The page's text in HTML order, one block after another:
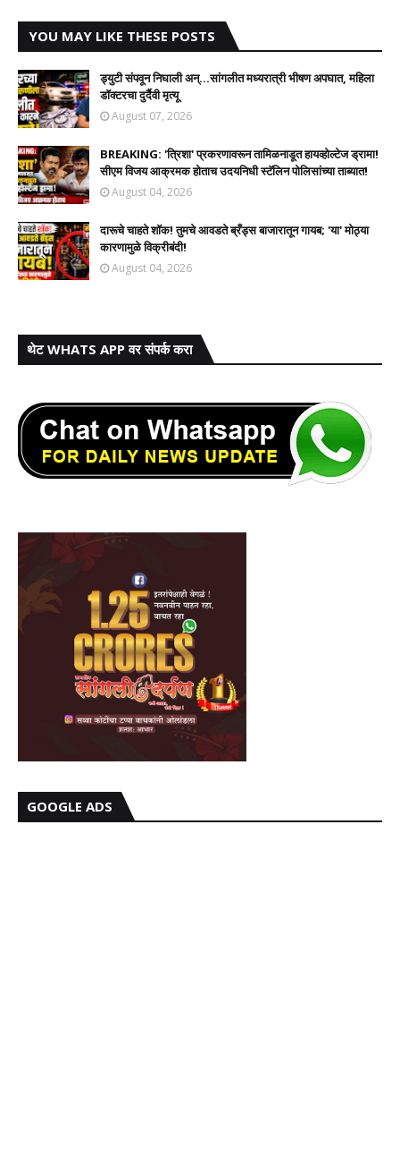
YOU MAY LIKE THESE POSTS
ड्युटी संपवून निघाली अन्...सांगलीत मध्यरात्री भीषण अपघात, महिला
डॉक्टरचा दुर्दैवी मृत्यू
August 07, 2026
BREAKING: 'त्रिशा' प्रकरणावरून तामिळनाडूत हायव्होल्टेज ड्रामा!
सीएम विजय आक्रमक होताच उदयनिधी स्टॅलिन पोलिसांच्या ताब्यात!
August 04, 2026
दारूचे चाहते शॉक! तुमचे आवडते ब्रँड्स बाजारातून गायब; 'या' मोठ्या
कारणामुळे विक्रीबंदी!
August 04, 2026
थेट WHATS APP वर संपर्क करा
GOOGLE ADS